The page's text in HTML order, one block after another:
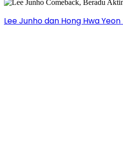
Lee Junho dan Hong Hwa